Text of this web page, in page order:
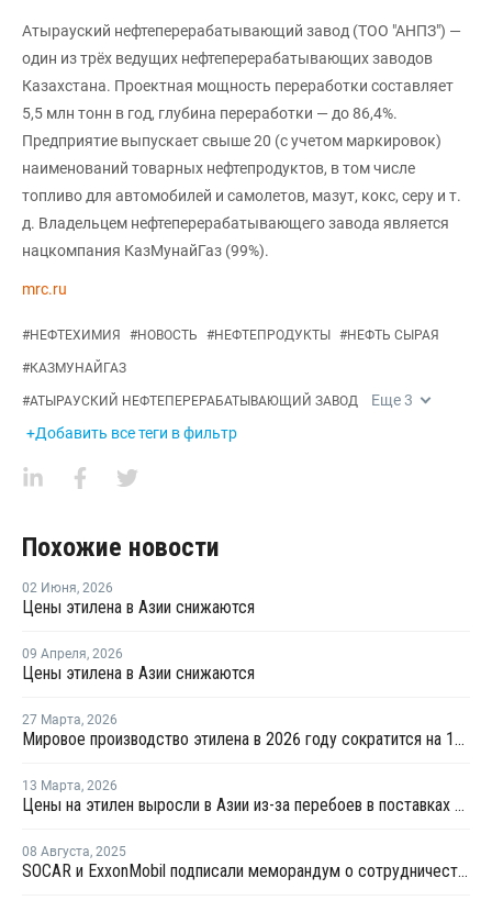
Атырауский нефтеперерабатывающий завод (ТОО "АНПЗ") —
один из трёх ведущих нефтеперерабатывающих заводов
Казахстана. Проектная мощность переработки составляет
5,5 млн тонн в год, глубина переработки — до 86,4%.
Предприятие выпускает свыше 20 (с учетом маркировок)
наименований товарных нефтепродуктов, в том числе
топливо для автомобилей и самолетов, мазут, кокс, серу и т.
д. Владельцем нефтеперерабатывающего завода является
нацкомпания КазМунайГаз (99%).
mrc.ru
#НЕФТЕХИМИЯ #НОВОСТЬ #НЕФТЕПРОДУКТЫ #НЕФТЬ СЫРАЯ
#КАЗМУНАЙГАЗ
#АТЫРАУСКИЙ НЕФТЕПЕРЕРАБАТЫВАЮЩИЙ ЗАВОД Еще3
+Добавить все теги в фильтр
Похожие новости
02 Июня, 2026
Цены этилена в Азии снижаются
09 Апреля, 2026
Цены этилена в Азии снижаются
27 Марта, 2026
Мировое производство этилена в 2026 году сократится на 12% на фоне конфликта на Ближнем Востоке
13 Марта, 2026
Цены на этилен выросли в Азии из-за перебоев в поставках и повышения цен на энергоносители
08 Августа, 2025
SOCAR и ExxonMobil подписали меморандум о сотрудничестве